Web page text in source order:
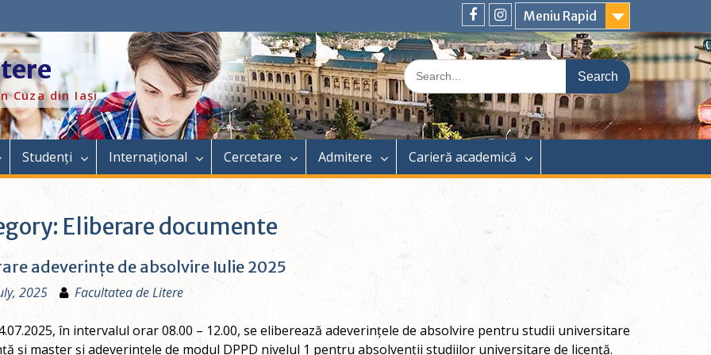
Meniu Rapid
FacebookInstagram
Cuza din Iași
Search
for:
Studenți Internațional Cercetare Admitere Carieră academică
Eliberare documente
adeverințe de absolvire Iulie 2025
2025 Facultatea de Litere
în intervalul orar 08.00 – 12.00, se eliberează adeverințele de absolvire pentru studii universitare
și master și adeverințele de modul DPPD nivelul 1 pentru absolvenții studiilor universitare de licență.